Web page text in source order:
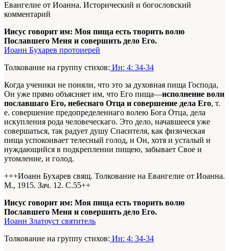
Евангелие от Иоанна. Исторический и богословский
комментарий
Иисус говорит им: Моя пища есть творить волю
Пославшего Меня и совершить дело Его.
Иоанн Бухарев протоиерей
Толкование на группу стихов: Ин: 4: 34-34
Когда ученики не поняли, что это за духовная пища Господа,
Он уже прямо объясняет им, что Его пища—исполнение воли
пославшаго Его, небеснаго Отца и совершение дела Его, т.
е. совершение предопределеннаго волею Бога Отца, дела
искупления рода человеческаго. Это дело, начавшееся уже
совершаться, так радует душу Спасителя, как физическая
пища успокоивает телесный голод, и Он, хотя и усталый и
нуждающийся в подкреплении пищею, забывает Свое и
утомление, и голод.
+++Иоанн Бухарев свящ. Толкование на Евангелие от Иоанна.
М., 1915. Зач. 12. С.55++
Иисус говорит им: Моя пища есть творить волю
Пославшего Меня и совершить дело Его.
Иоанн Златоуст святитель
Толкование на группу стихов: Ин: 4: 34-34